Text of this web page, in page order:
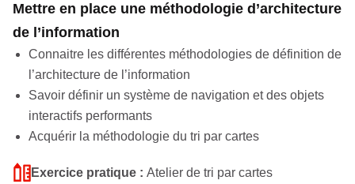
Mettre en place une méthodologie d’architecture
de l’information
Connaitre les différentes méthodologies de définition de
l’architecture de l’information
Savoir définir un système de navigation et des objets
interactifs performants
Acquérir la méthodologie du tri par cartes
Exercice pratique : Atelier de tri par cartes